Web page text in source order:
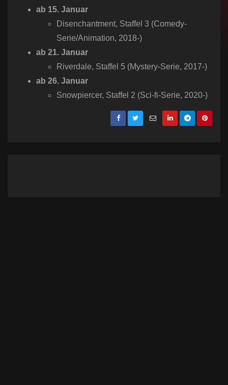
ab 15. Januar
Disenchantment, Staffel 3 (Comedy-
Serie/Animation, 2018-)
ab 21. Januar
Riverdale, Staffel 5 (Mystery-Serie, 2017-)
ab 26. Januar
Snowpiercer, Staffel 2 (Sci-fi-Serie, 2020-)